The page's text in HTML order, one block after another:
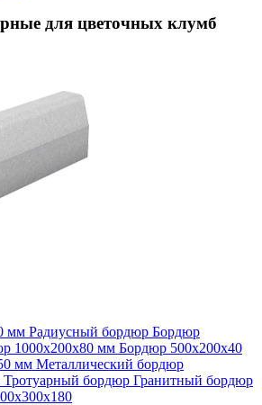
для цветочных клумб
мм Радиусный бордюр Бордюр
1000х200х80 мм Бордюр 500х200х40
мм Металлический бордюр
Тротуарный бордюр Гранитный бордюр